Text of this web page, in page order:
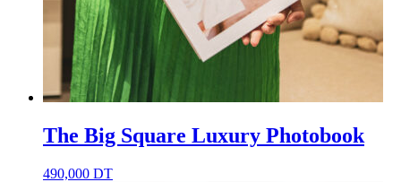
The Big Square Luxury Photobook
490,000 DT